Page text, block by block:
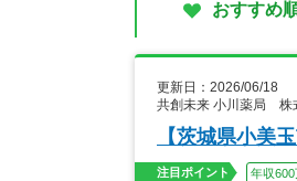
おすすめ
更新日：2026/06/18
共創未来 小川薬局 株
【茨城県小美
注目ポイント 年収